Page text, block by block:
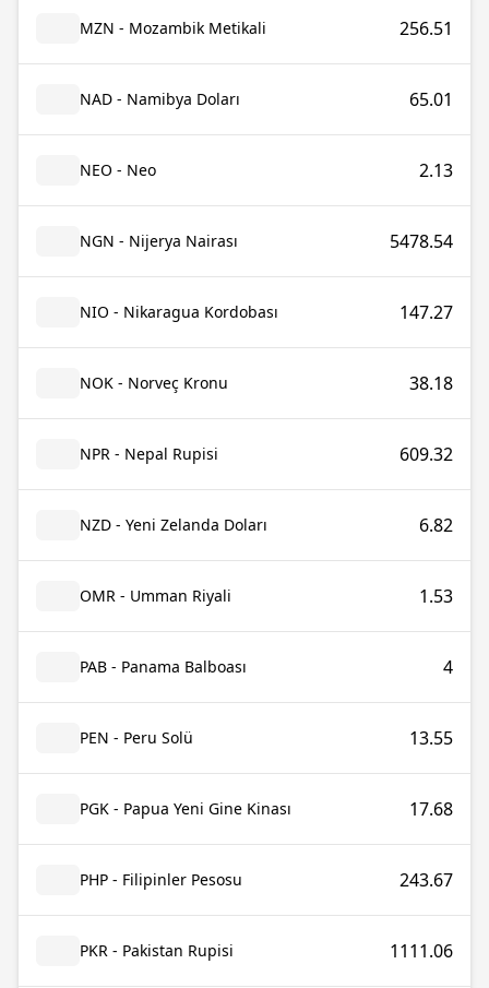
MZN - Mozambik Metikali 256.51
NAD - Namibya Doları 65.01
NEO - Neo 2.13
NGN - Nijerya Nairası 5478.54
NIO - Nikaragua Kordobası 147.27
NOK - Norveç Kronu 38.18
NPR - Nepal Rupisi 609.32
NZD - Yeni Zelanda Doları 6.82
OMR - Umman Riyali 1.53
PAB - Panama Balboası 4
PEN - Peru Solü 13.55
PGK - Papua Yeni Gine Kinası 17.68
PHP - Filipinler Pesosu 243.67
PKR - Pakistan Rupisi 1111.06